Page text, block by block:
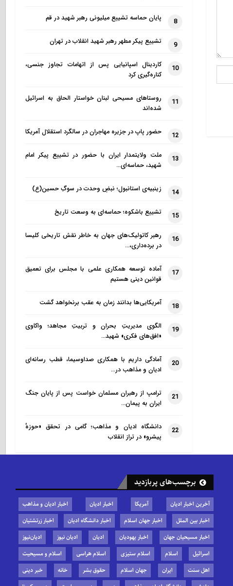
8 پایان حماسه تشییع میلیونی رهبر شهید در قم
9 تشییع پیکر مطهر رهبر شهید انقلاب در تهران
10
کاردینال اسپانیایی پس از اتهامات تجاوز جنسی،
کناره‌گیری کرد
11
روستاهای مسیحی لبنان خواستار الحاق به اسرائیل
شده‌اند
12 حضور پاپ در جزیره مهاجران در سالگرد استقلال آمریکا
13
ملت ولایتمدار ایران با حضور در تشییع پیکر امام
شهید، حماسه‌ای…
14 زینبیه‌ی استانبول؛ نبضِ وحدت در سوگِ حسین(ع)
15 تشییع باشکوه؛ حماسه‌ای به وسعت تاریخ
16
رهبر کاتولیک‌های جهان به خاطر نقش تاریخی کلیسا
در برده‌داری،…
17
آماده توسعه همکاری علمی با مجلس برای تعمیق
قوانین دینی هستیم
18 آمریکایی‌ها بدانند زمان به عقب برنخواهد گشت
19
الگوی مدیریتِ بحران و تربیتِ مجاهد؛ واکاوی
«افق‌های فکری» شهید…
20
آمادگی داریم با همکاری صداوسیما، قطب رسانه‌ای
ادیان و مذاهب در…
21
ترامپ از رهبران مسلمان خواست پس از پایان جنگ
ایران به پیمان…
22
دانشگاه ادیان و مذاهب؛ گامی در تحقق «حوزهٔ
پیشرو» در تراز انقلاب
برچسب‌های پربازدید
آخرین اخبار ادیان آمریکا اخبار ادیان
اخبار ادیان و مذاهب
اخبار بین الملل
اخبار جهان اسلام اخبار دانشگاه ادیان
اخبار زرتشتیان
اخبار مسیحیان جهان
اخبار یهودیان ادیان ادیان نیوز
ادیان‌نیوز
اسرائیل
اسلام اسلام ستیزی اسلام هراسی
اسلام و مسیحیت
اهل سنت
ایران جهان اسلام حقوق بشر خانه
خبر دینی